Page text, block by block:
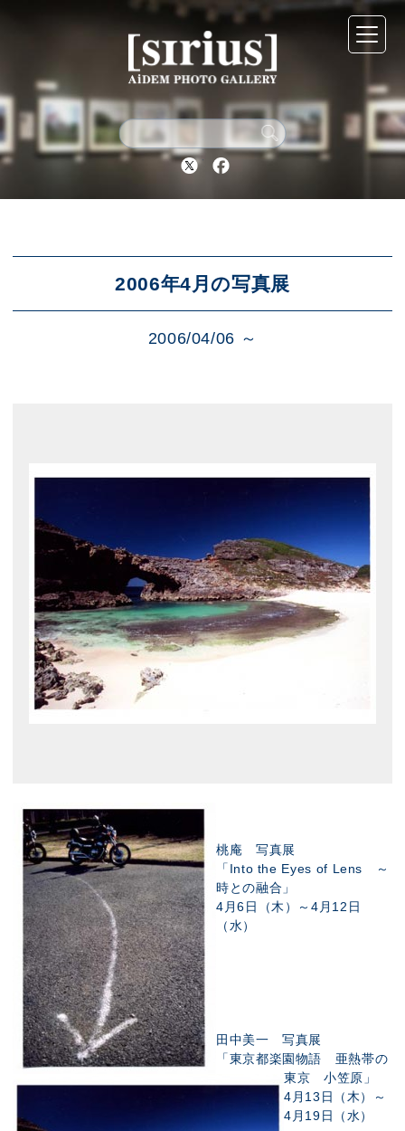
Twitter Facebook
2006年4月の写真展
2006/04/06 ～
桃庵 写真展
「Into the Eyes of Lens ～
時との融合」
4月6日（木）～4月12日
（水）
田中美一 写真展
「東京都楽園物語 亜熱帯の
東京 小笠原」
4月13日（木）～
4月19日（水）
シリウスについて
展示スケジュール